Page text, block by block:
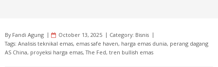
By Fandi Agung October 13, 2025 Category: Bisnis
Tags: Analisis teknikal emas, emas safe haven, harga emas dunia, perang dagang
AS China, proyeksi harga emas,The Fed, tren bullish emas